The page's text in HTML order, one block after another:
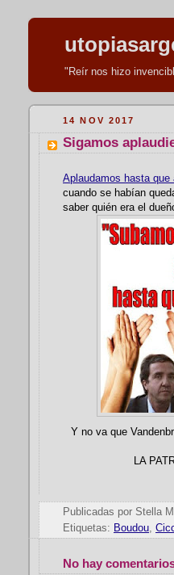
"Reír nos hizo
14 NOV 2017
Sigamos
Aplaudamos hasta que
cuando se habían
saber quién era el
Y no va que
LA
Publicadas por Stella
Etiquetas: Boudou,
No hay